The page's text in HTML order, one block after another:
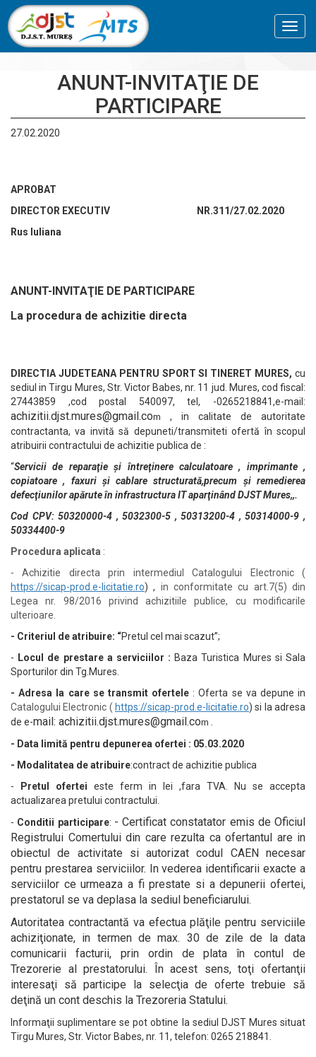
ANUNT-INVITAŢIE DE
PARTICIPARE
27.02.2020
APROBAT
DIRECTOR EXECUTIV NR.311/27.02.2020
Rus Iuliana
ANUNT-INVITAŢIE DE PARTICIPARE
La procedura de achizitie directa
DIRECTIA JUDETEANA PENTRU SPORT SI TINERET MURES, cu
sediul in Tirgu Mures, Str. Victor Babes, nr. 11 jud. Mures, cod fiscal:
27443859 ,cod postal 540097, tel, -0265218841,e-mail:
achizitii.djst.mures@gmail.com , in calitate de autoritate
contractanta, va invită să depuneti/transmiteti ofertă în scopul
atribuirii contractului de achizitie publica de :
“Servicii de reparaţie şi întreţinere calculatoare , imprimante ,
copiatoare , faxuri şi cablare structurată,precum şi remedierea
defecţiunilor apărute în infrastructura IT aparţinând DJST Mures,,.
Cod CPV: 50320000-4 , 5032300-5 , 50313200-4 , 50314000-9 ,
50334400-9
Procedura aplicata :
- Achizitie directa prin intermediul Catalogului Electronic (
https://sicap-prod.e-licitatie.ro) , in conformitate cu art.7(5) din
Legea nr. 98/2016 privind achizitiile publice, cu modificarile
ulterioare.
- Criteriul de atribuire: “Pretul cel mai scazut”;
- Locul de prestare a serviciilor : Baza Turistica Mures si Sala
Sporturilor din Tg.Mures.
- Adresa la care se transmit ofertele : Oferta se va depune in
Catalogului Electronic ( https://sicap-prod.e-licitatie.ro) si la adresa
de e-mail: achizitii.djst.mures@gmail.com
- Data limită pentru depunerea ofertei : 05.03.2020
- Modalitatea de atribuire:contract de achizitie publica
-
Pretul ofertei este ferm in lei ,fara TVA. Nu se accepta
actualizarea pretului contractului.
- Conditii participare: - Certificat constatator emis de Oficiul
Registrului Comertului din care rezulta ca ofertantul are in
obiectul de activitate si autorizat codul CAEN necesar
pentru prestarea serviciilor. In vederea identificarii exacte a
serviciilor ce urmeaza a fi prestate si a depunerii ofertei,
prestatorul se va deplasa la sediul beneficiarului.
Autoritatea contractantă va efectua plăţile pentru serviciile
achiziţionate, in termen de max. 30 de zile de la data
comunicarii facturii, prin ordin de plata în contul de
Trezorerie al prestatorului. În acest sens, toţi ofertanţii
interesaţi să participe la selecţia de oferte trebuie să
deţină un cont deschis la Trezoreria Statului.
Informaţii suplimentare se pot obtine la sediul DJST Mures situat
Tirgu Mures, Str. Victor Babes, nr. 11, telefon: 0265 218841.